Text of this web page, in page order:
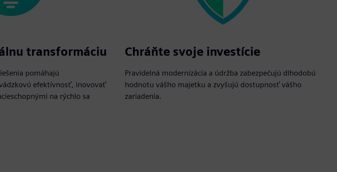
transformáciu
pomáhajú
efektívnosť, inovovať
na rýchlo sa
Chráňte svoje investície
Pravidelná modernizácia a údržba zabezpečujú dlhodobú
hodnotu vášho majetku a zvyšujú dostupnosť vášho
zariadenia.